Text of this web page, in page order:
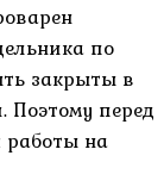
по
закрыты в
перед
работы на